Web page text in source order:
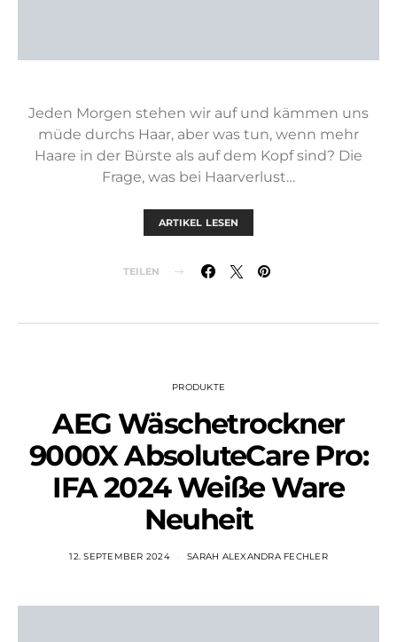
Jeden Morgen stehen wir auf und kämmen uns
müde durchs Haar, aber was tun, wenn mehr
Haare in der Bürste als auf dem Kopf sind? Die
Frage, was bei Haarverlust…
ARTIKEL LESEN
TEILEN
PRODUKTE
AEG Wäschetrockner
9000X AbsoluteCare Pro:
IFA 2024 Weiße Ware
Neuheit
12. SEPTEMBER 2024 SARAH ALEXANDRA FECHLER